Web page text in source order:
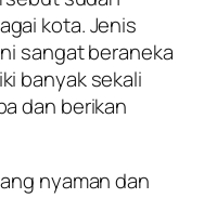
kota. Jenis
sangat beraneka
banyak sekali
dan berikan
nyaman dan